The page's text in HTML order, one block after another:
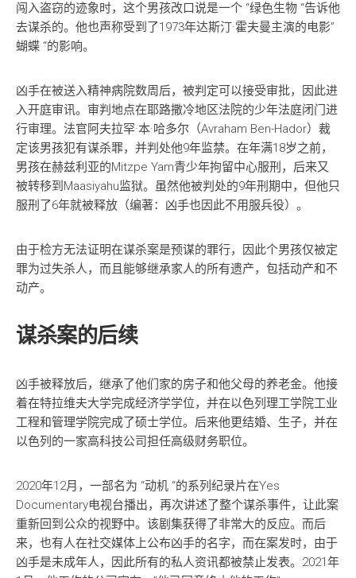
闯入盗窃的迹象时，这个男孩改口说是一个 “绿色生物 “告诉他
去谋杀的。他也声称受到了1973年达斯汀·霍夫曼主演的电影”
蝴蝶 “的影响。
凶手在被送入精神病院数周后，被判定可以接受审批，因此进
入开庭审讯。审判地点在耶路撒冷地区法院的少年法庭闭门进
行审理。法官阿夫拉罕·本·哈多尔（Avraham Ben-Hador）裁
定该男孩犯有谋杀罪，并判处他9年监禁。在年满18岁之前，
男孩在赫兹利亚的Mitzpe Yam青少年拘留中心服刑，后来又
被转移到Maasiyahu监狱。虽然他被判处的9年刑期中，但他只
服刑了6年就被释放（编著：凶手也因此不用服兵役）。
由于检方无法证明在谋杀案是预谋的罪行，因此个男孩仅被定
罪为过失杀人，而且能够继承家人的所有遗产，包括动产和不
动产。
谋杀案的后续
凶手被释放后，继承了他们家的房子和他父母的养老金。他接
着在特拉维夫大学完成经济学学位，并在以色列理工学院工业
工程和管理学院完成了硕士学位。后来他更结婚、生子，并在
以色列的一家高科技公司担任高级财务职位。
2020年12月，一部名为 “动机 “的系列纪录片在Yes
Documentary电视台播出，再次讲述了整个谋杀事件，让此案
重新回到公众的视野中。该剧集获得了非常大的反应。而后
来，也有人在社交媒体上公布凶手的名字，而在案发时，由于
凶手是未成年人，因此所有的私人资讯都被禁止发表。2021年